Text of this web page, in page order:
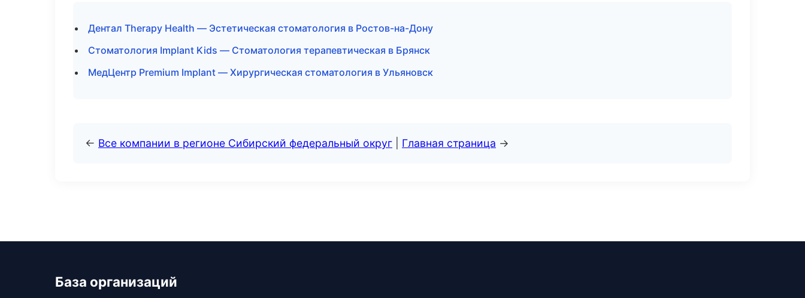
Дентал Therapy Health — Эстетическая стоматология в Ростов-на-Дону
Стоматология Implant Kids — Стоматология терапевтическая в Брянск
МедЦентр Premium Implant — Хирургическая стоматология в Ульяновск
← Все компании в регионе Сибирский федеральный округ Главная страница →
База организаций